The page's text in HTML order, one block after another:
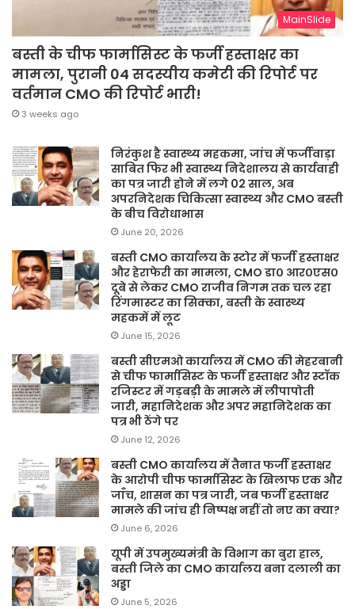
MainSlide
बस्ती के चीफ फार्मासिस्ट के फर्जी हस्ताक्षर का
मामला, पुरानी 04 सदस्यीय कमेटी की रिपोर्ट पर
वर्तमान CMO की रिपोर्ट भारी!
3 weeks ago
निरंकुश है स्वास्थ्य महकमा, जांच में फर्जीवाड़ा
साबित फिर भी स्वास्थ्य निदेशालय से कार्यवाही
का पत्र जारी होने में लगे 02 साल, अब
अपरनिदेशक चिकित्सा स्वास्थ्य और CMO बस्ती
के बीच विरोधाभास
June 20, 2026
बस्ती CMO कार्यालय के स्टोर में फर्जी हस्ताक्षर
और हेराफेरी का मामला, CMO डा० आर०एस०
दूबे से लेकर CMO राजीव निगम तक चल रहा
रिंगमास्टर का सिक्का, बस्ती के स्वास्थ्य
महकमें में लूट
June 15, 2026
बस्ती सीएमओ कार्यालय में CMO की मेहरबानी
से चीफ फार्मासिस्ट के फर्जी हस्ताक्षर और स्टॉक
रजिस्टर में गड़बड़ी के मामले में लीपापोती
जारी, महानिदेशक और अपर महानिदेशक का
पत्र भी ठेंगे पर
June 12, 2026
बस्ती CMO कार्यालय में तैनात फर्जी हस्ताक्षर
के आरोपी चीफ फार्मासिस्ट के खिलाफ एक और
जाँच, शासन का पत्र जारी, जब फर्जी हस्ताक्षर
मामले की जांच ही निष्पक्ष नहीं तो नए का क्या?
June 6, 2026
यूपी में उपमुख्यमंत्री के विभाग का बुरा हाल,
बस्ती जिले का CMO कार्यालय बना दलाली का
अड्डा
June 5, 2026